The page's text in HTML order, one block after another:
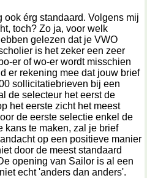
érg standaard. Volgens mij
toch? Zo ja, voor welk
gelezen dat je VWO
is het zeker een zeer
er of wo-er wordt misschien
er rekening mee dat jouw brief
sollicitatiebrieven bij een
de selecteur het eerst de
het eerste zicht het meest
de eerste selectie enkel de
kans te maken, zal je brief
op een positieve manier
door de meest standaard
opening van Sailor is al een
echt 'anders dan anders'.